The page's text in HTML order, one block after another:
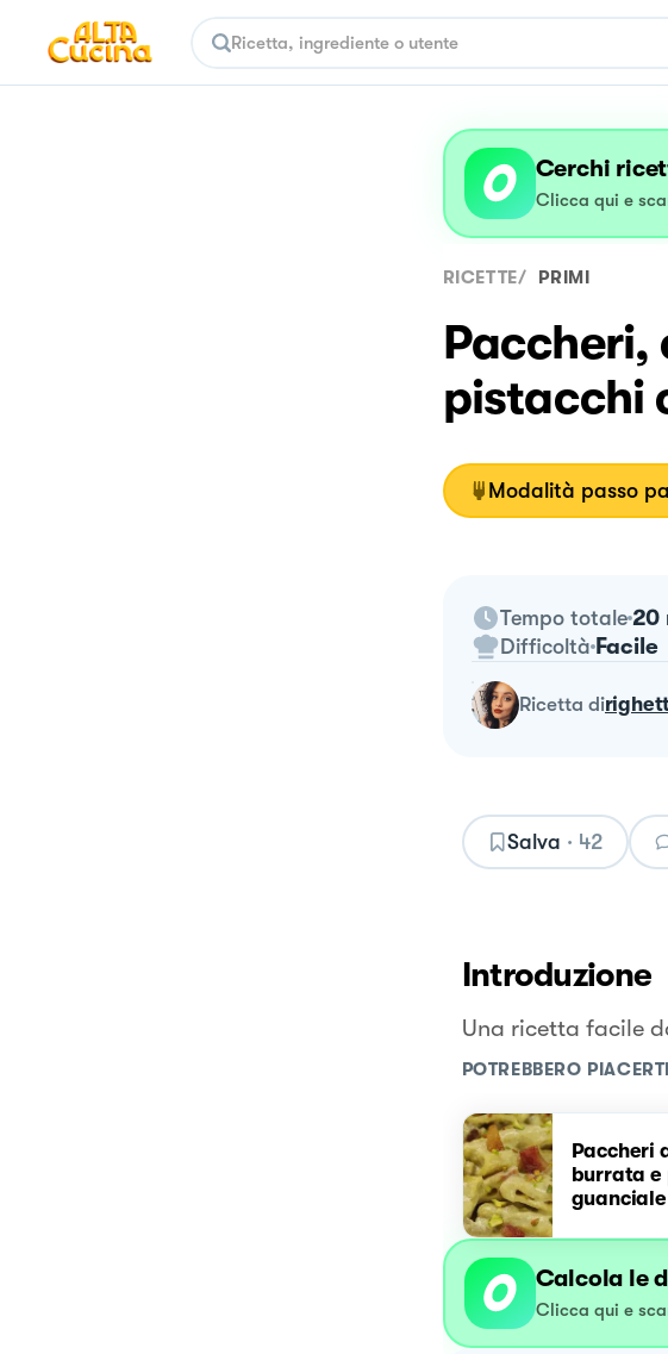
Cerchi
Clicca qui e
RICETTE/ PRIMI
Paccheri,
pistacchi
Modalità passo
Tempo totale 20
Difficoltà Facile
ricetta di
Salva · 42
Introduzione
Una ricetta facile
POTREBBERO
Paccheri
burrata e
Calcola le
Clicca qui e